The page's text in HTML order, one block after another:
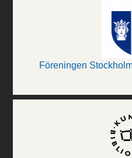
Föreningen